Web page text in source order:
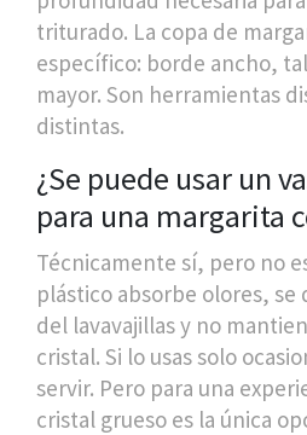
triturado. La copa de
específico: borde ancho,
mayor. Son herramientas
distintas.
¿Se puede usar un
para una margarita
Técnicamente sí, pero no
plástico absorbe olores,
del lavavajillas y no
cristal. Si lo usas solo
servir. Pero para una
cristal grueso es la única